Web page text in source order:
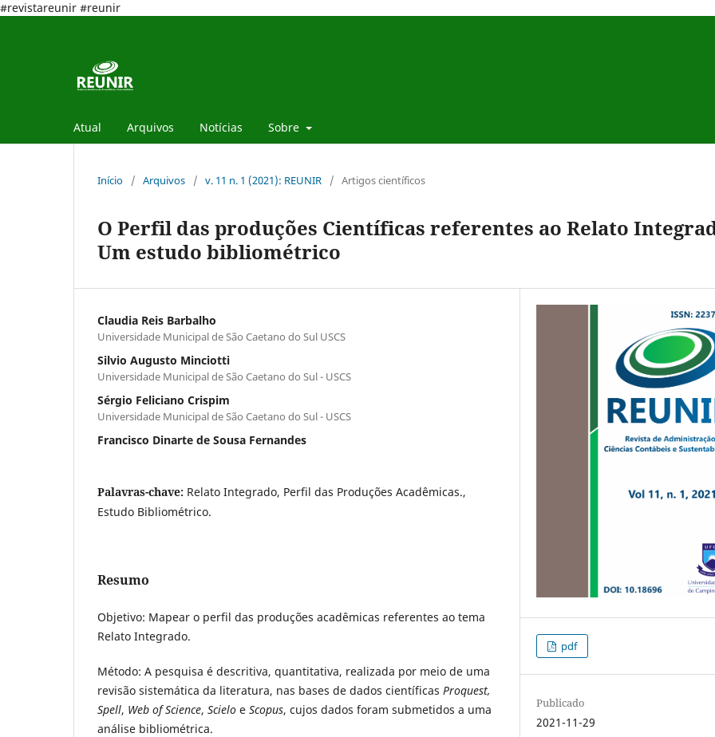
#revistareunir #reunir
Atual Arquivos Notícias Sobre
Início / Arquivos / v. 11 n. 1 (2021): REUNIR / Artigos científicos
O Perfil das produções Científicas referentes ao Relato
Um estudo bibliométrico
Claudia Reis Barbalho
Universidade Municipal de São Caetano do Sul USCS
Silvio Augusto Minciotti
Universidade Municipal de São Caetano do Sul - USCS
Sérgio Feliciano Crispim
Universidade Municipal de São Caetano do Sul - USCS
Francisco Dinarte de Sousa Fernandes
Palavras-chave: Relato Integrado, Perfil das Produções Acadêmicas.,
Estudo Bibliométrico.
Resumo
Objetivo: Mapear o perfil das produções acadêmicas referentes ao tema
Relato Integrado.
Método: A pesquisa é descritiva, quantitativa, realizada por meio de uma
revisão sistemática da literatura, nas bases de dados científicas Proquest,
Spell, Web of Science, Scielo e Scopus, cujos dados foram submetidos a uma
análise bibliométrica.
pdf
Publicado
2021-11-29